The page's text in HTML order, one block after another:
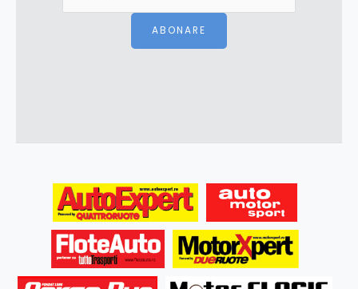
ABONARE